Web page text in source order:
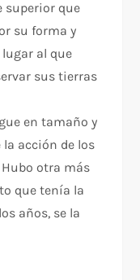
superior que
su forma y
al que
sus tierras
en tamaño y
acción de los
otra más
que tenía la
años, se la